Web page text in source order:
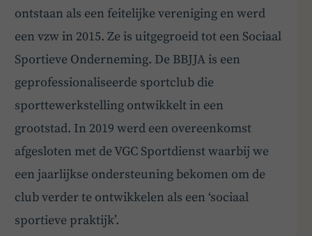
ontstaan als een feitelijke vereniging en werd
een vzw in 2015. Ze is uitgegroeid tot een Sociaal
Sportieve Onderneming. De BBJJA is een
geprofessionaliseerde sportclub die
sporttewerkstelling ontwikkelt in een
grootstad. In 2019 werd een overeenkomst
afgesloten met de VGC Sportdienst waarbij we
een jaarlijkse ondersteuning bekomen om de
club verder te ontwikkelen als een ‘sociaal
sportieve praktijk’.